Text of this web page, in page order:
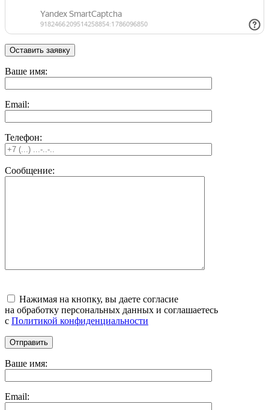
Ваше имя:
Email:
Телефон:
Сообщение:
Нажимая на кнопку, вы даете согласие
на обработку персональных данных и соглашаетесь
c Политикой конфиденциальности
Ваше имя:
Email: